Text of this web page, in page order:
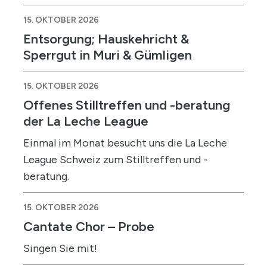
Entsorgung; Hauskehricht &
Sperrgut in Muri & Gümligen
15. OKTOBER 2026
Offenes Stilltreffen und -beratung
der La Leche League
15. OKTOBER 2026
Einmal im Monat besucht uns die La Leche
League Schweiz zum Stilltreffen und -
beratung.
Cantate Chor – Probe
15. OKTOBER 2026
Singen Sie mit!